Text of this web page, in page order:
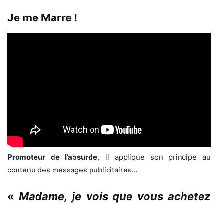
Je me Marre !
Promoteur de l’absurde, il applique son principe au
contenu des messages publicitaires…
« Madame, je vois que vous achetez